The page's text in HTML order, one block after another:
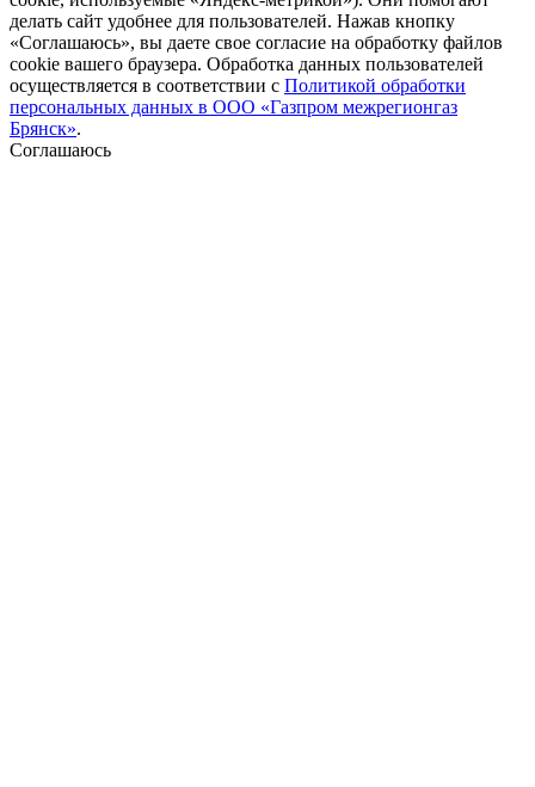
делать сайт удобнее для пользователей. Нажав кнопку
«Соглашаюсь», вы даете свое согласие на обработку файлов
cookie вашего браузера. Обработка данных пользователей
осуществляется в соответствии с Политикой обработки
персональных данных в ООО «Газпром межрегионгаз
Брянск».
Соглашаюсь